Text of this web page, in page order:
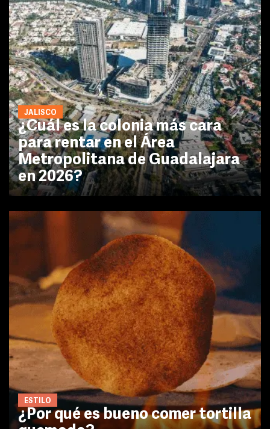
JALISCO
¿Cuál es la colonia más cara
para rentar en el Área
Metropolitana de Guadalajara
en 2026?
ESTILO
¿Por qué es bueno comer tortilla